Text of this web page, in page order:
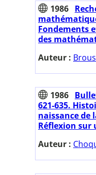
1986
Fondements
des
Auteur :
1986
621-635.
naissance de
Réflexion sur
Auteur :